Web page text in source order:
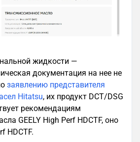
жидкости —
документация на нее не
заявлению представителя
Hitatsu, их продукт DCT/DSG
рекомендациям
GEELY High Perf HDCTF, оно
HDCTF.